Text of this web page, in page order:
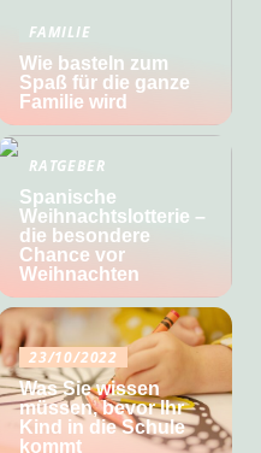
FAMILIE
Wie basteln zum
Spaß für die ganze
Familie wird
RATGEBER
Spanische
Weihnachtslotterie –
die besondere
Chance vor
Weihnachten
23/10/2022
Was Sie wissen
müssen, bevor Ihr
Kind in die Schule
kommt